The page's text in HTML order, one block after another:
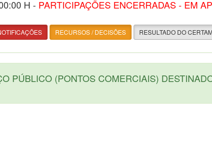
H - PARTICIPAÇÕES ENCERRADAS - EM
RECURSOS / DECISÕES RESULTADO DO
PÚBLICO (PONTOS COMERCIAIS)